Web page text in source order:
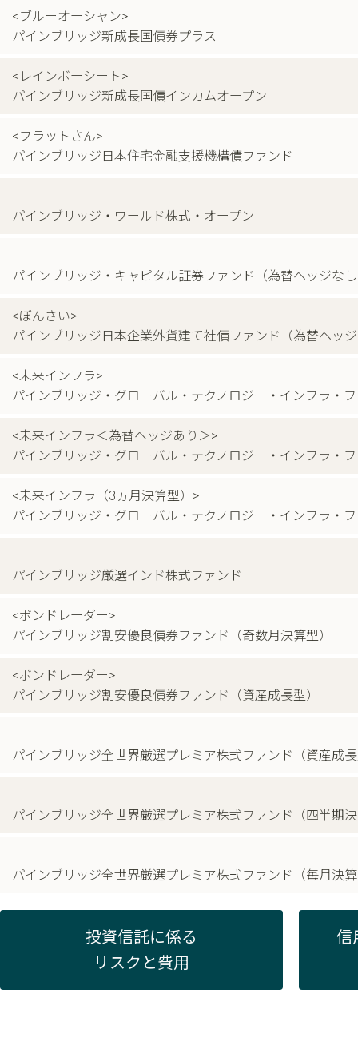
<ブルーオーシャン>
パインブリッジ新成長国債券プラス
<レインボーシート>
パインブリッジ新成長国債インカムオープン
<フラットさん>
パインブリッジ日本住宅金融支援機構債ファンド
パインブリッジ・ワールド株式・オープン
パインブリッジ・キャピタル証券ファンド（為替ヘッジな
<ぼんさい>
パインブリッジ日本企業外貨建て社債ファンド（為替ヘッ
<未来インフラ>
パインブリッジ・グローバル・テクノロジー・インフラ・
<未来インフラ＜為替ヘッジあり＞>
パインブリッジ・グローバル・テクノロジー・インフラ・
<未来インフラ（3ヵ月決算型）>
パインブリッジ・グローバル・テクノロジー・インフラ・
パインブリッジ厳選インド株式ファンド
<ボンドレーダー>
パインブリッジ割安優良債券ファンド（奇数月決算型）
<ボンドレーダー>
パインブリッジ割安優良債券ファンド（資産成長型）
パインブリッジ全世界厳選プレミア株式ファンド（資産成
パインブリッジ全世界厳選プレミア株式ファンド（四半期
パインブリッジ全世界厳選プレミア株式ファンド（毎月決
投資信託に係る
リスクと費用
信